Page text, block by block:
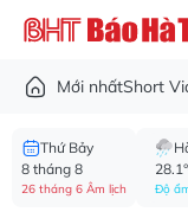
Mới nhấtShort
Thứ Bảy
8 tháng 8
26 tháng 6 Âm lịch Độ